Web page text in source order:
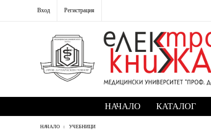
Вход Регистрация
НАЧАЛО КАТАЛОГ
НАЧАЛО УЧЕБНИЦИ